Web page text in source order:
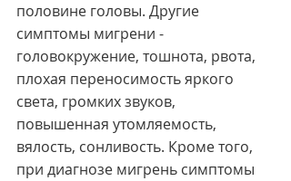
половине головы. Другие
симптомы мигрени -
головокружение, тошнота, рвота,
плохая переносимость яркого
света, громких звуков,
повышенная утомляемость,
вялость, сонливость. Кроме того,
при диагнозе мигрень симптомы